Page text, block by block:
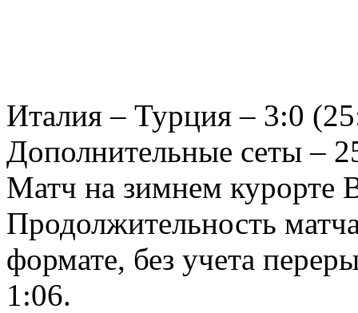
Италия – Турция – 3:0
Дополнительные сеты –
Матч на зимнем курорте
Продолжительность
формате, без учета
1:06.